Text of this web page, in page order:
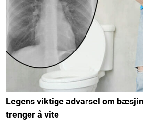
Legens viktige advarsel om
trenger å vite